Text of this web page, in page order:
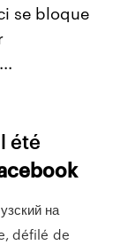
se bloque
été
на
défilé de